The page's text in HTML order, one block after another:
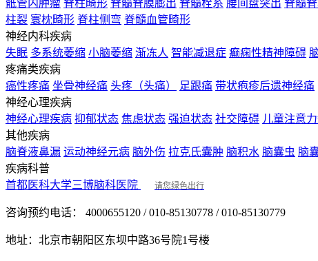
骶管内肿瘤 脊柱畸形 脊髓脊膜膨出 脊髓栓系 腰间盘突出 脊髓
柱裂 寰枕畸形 脊柱侧弯 脊髓血管畸形
神经内科疾病
失眠 多系统萎缩 小脑萎缩 渐冻人 智能减退症 癫痫性精神障碍
疼痛类疾病
癌性疼痛 坐骨神经痛 头疼（头痛） 足跟痛 带状疱疹后遗神经痛
神经心理疾病
神经心理疾病 抑郁状态 焦虑状态 强迫状态 社交障碍 儿童注意
其他疾病
脑脊液鼻漏 运动神经元病 脑外伤 拉克氏囊肿 脑积水 脑囊虫 脑
疾病科普
首都医科大学三博脑科医院
请您绿色出行
咨询预约电话： 4000655120 / 010-85130778 / 010-85130779
地址： 北京市朝阳区东坝中路36号院1号楼